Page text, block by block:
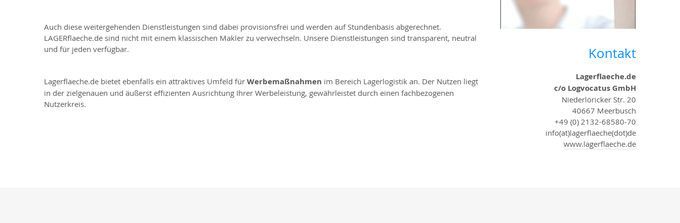
Auch diese weitergehenden Dienstleistungen sind dabei provisionsfrei und werden auf Stundenbasis abgerechnet.
LAGERflaeche.de sind nicht mit einem klassischen Makler zu verwechseln. Unsere Dienstleistungen sind transparent, neutral
und für jeden verfügbar.
Lagerflaeche.de bietet ebenfalls ein attraktives Umfeld für Werbemaßnahmen im Bereich Lagerlogistik an. Der Nutzen liegt
in der zielgenauen und äußerst effizienten Ausrichtung Ihrer Werbeleistung, gewährleistet durch einen fachbezogenen
Nutzerkreis.
Kontakt
Lagerflaeche.de
c/o Logvocatus GmbH
Niederlöricker Str. 20
40667 Meerbusch
+49 (0) 2132-68580-70
info(at)lagerflaeche(dot)de
www.lagerflaeche.de